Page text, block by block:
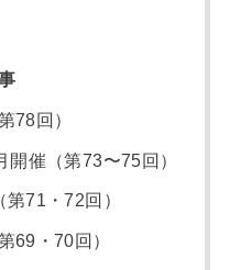
78回）
催（第73〜75回）
71・72回）
69・70回）